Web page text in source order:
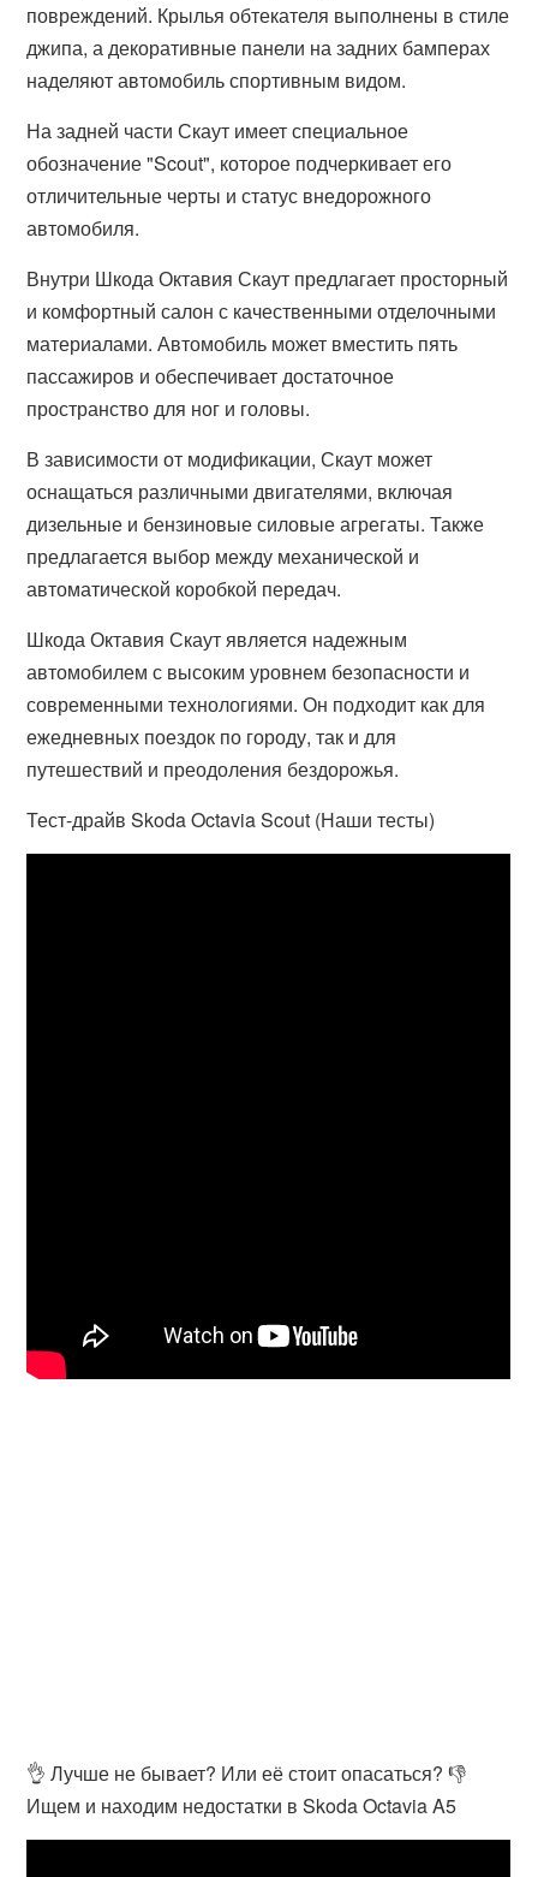
повреждений. Крылья обтекателя выполнены в стиле
джипа, а декоративные панели на задних бамперах
наделяют автомобиль спортивным видом.
На задней части Скаут имеет специальное
обозначение "Scout", которое подчеркивает его
отличительные черты и статус внедорожного
автомобиля.
Внутри Шкода Октавия Скаут предлагает просторный
и комфортный салон с качественными отделочными
материалами. Автомобиль может вместить пять
пассажиров и обеспечивает достаточное
пространство для ног и головы.
В зависимости от модификации, Скаут может
оснащаться различными двигателями, включая
дизельные и бензиновые силовые агрегаты. Также
предлагается выбор между механической и
автоматической коробкой передач.
Шкода Октавия Скаут является надежным
автомобилем с высоким уровнем безопасности и
современными технологиями. Он подходит как для
ежедневных поездок по городу, так и для
путешествий и преодоления бездорожья.
Тест-драйв Skoda Octavia Scout (Наши тесты)
👌 Лучше не бывает? Или её стоит опасаться? 👎
Ищем и находим недостатки в Skoda Octavia A5